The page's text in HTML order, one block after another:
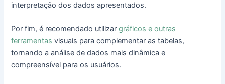
interpretação dos dados apresentados.
Por fim, é recomendado utilizargráficos e outras
ferramentas visuais para complementar as tabelas,
tornando a análise de dados mais dinâmica e
compreensível para os usuários.